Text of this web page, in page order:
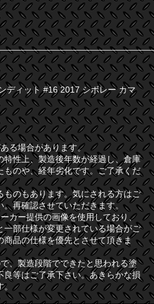
ディット #16 2017 シボレー カマ
る場合があります。
特性上、製造後年数が経過し、倉庫
ものや、経年劣化です。ご了承くだ
ものもあります。気にされる方はご
。再確認させていただきます。
カー提供の画像を使用しており、
一部仕様が変更されている場合がご
商品の仕様を優先とさせて頂きま
、製造段階でできたと思われる塗
良等はご了承下さい。あきらかな損
。